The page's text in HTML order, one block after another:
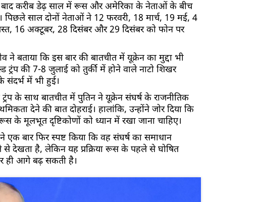
करीब डेढ़ साल में रूस और अमेरिका के नेताओं के बीच
पिछले साल दोनों नेताओं ने 12 फरवरी, 18 मार्च, 19 मई, 4
16 अक्टूबर, 28 दिसंबर और 29 दिसंबर को फोन पर
ने बताया कि इस बार की बातचीत में यूक्रेन का मुद्दा भी
ट्रंप की 7-8 जुलाई को तुर्की में होने वाले नाटो शिखर
संदर्भ में भी हुई।
के साथ बातचीत में पुतिन ने यूक्रेन संघर्ष के राजनीतिक
देने की बात दोहराई। हालांकि, उन्होंने जोर दिया कि
के मूलभूत दृष्टिकोणों को ध्यान में रखा जाना चाहिए।
बार फिर स्पष्ट किया कि वह संघर्ष का समाधान
से देखता है, लेकिन यह प्रक्रिया रूस के पहले से घोषित
ही आगे बढ़ सकती है।